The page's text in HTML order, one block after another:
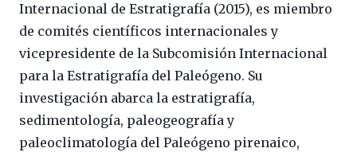
Internacional de Estratigrafía (2015), es miembro
de comités científicos internacionales y
vicepresidente de la Subcomisión Internacional
para la Estratigrafía del Paleógeno. Su
investigación abarca la estratigrafía,
sedimentología, paleogeografía y
paleoclimatología del Paleógeno pirenaico,